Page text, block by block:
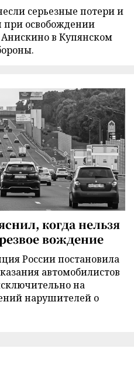
серьезные потери и
при освобождении
в Купянском
когда нельзя
вождение
России постановила
автомобилистов
на
нарушителей о